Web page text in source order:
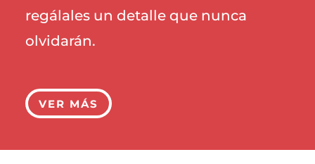
regálales un detalle que nunca
olvidarán.
VER MÁS